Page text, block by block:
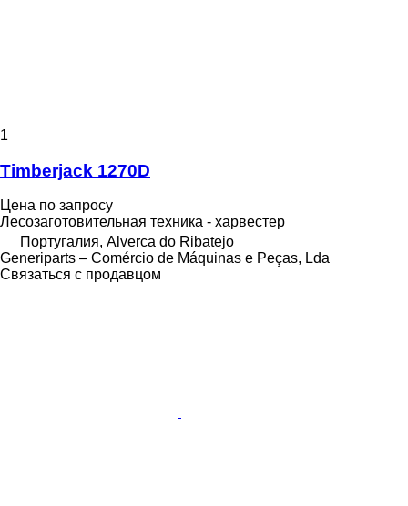
1
Timberjack 1270D
Цена по запросу
Лесозаготовительная техника - харвестер
Португалия, Alverca do Ribatejo
Generiparts – Comércio de Máquinas e Peças, Lda
Связаться с продавцом